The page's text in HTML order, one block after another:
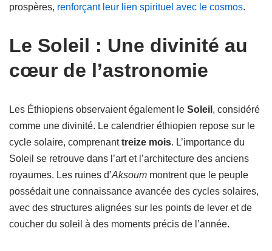
prospères, renforçant leur lien spirituel avec le cosmos.
Le Soleil : Une divinité au
cœur de l’astronomie
Les Éthiopiens observaient également le Soleil , considéré
comme une divinité. Le calendrier éthiopien repose sur le
cycle solaire, comprenanttreize mois. L’importance du
Soleil se retrouve dans l’art et l’architecture des anciens
royaumes. Les ruines d’Aksoum montrent que le peuple
possédait une connaissance avancée des cycles solaires,
avec des structures alignées sur les points de lever et de
coucher du soleil à des moments précis de l’année.